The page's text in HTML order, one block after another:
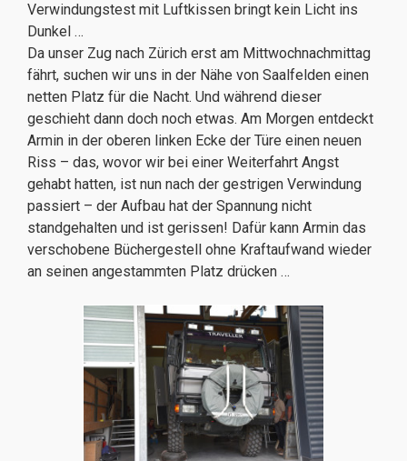
Verwindungstest mit Luftkissen bringt kein Licht ins
Dunkel …
Da unser Zug nach Zürich erst am Mittwochnachmittag
fährt, suchen wir uns in der Nähe von Saalfelden einen
netten Platz für die Nacht. Und während dieser
geschieht dann doch noch etwas. Am Morgen entdeckt
Armin in der oberen linken Ecke der Türe einen neuen
Riss – das, wovor wir bei einer Weiterfahrt Angst
gehabt hatten, ist nun nach der gestrigen Verwindung
passiert – der Aufbau hat der Spannung nicht
standgehalten und ist gerissen! Dafür kann Armin das
verschobene Büchergestell ohne Kraftaufwand wieder
an seinen angestammten Platz drücken …